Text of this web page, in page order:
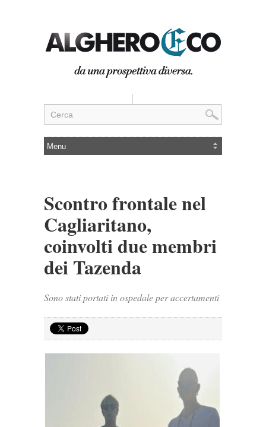
Scontro frontale nel
Cagliaritano,
coinvolti due membri
dei Tazenda
Sono stati portati in ospedale per accertamenti